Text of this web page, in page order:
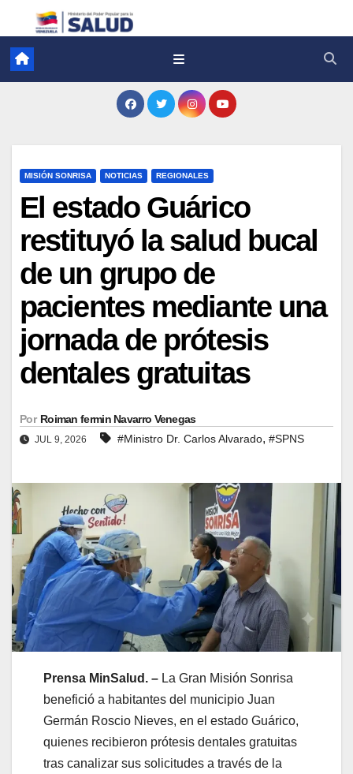
MISIÓN SONRISA NOTICIAS REGIONALES
El estado Guárico
restituyó la salud bucal
de un grupo de
pacientes mediante una
jornada de prótesis
dentales gratuitas
Por Roiman fermin Navarro Venegas
JUL 9, 2026 #Ministro Dr. Carlos Alvarado, #SPNS
Prensa MinSalud. – La Gran Misión Sonrisa
benefició a habitantes del municipio Juan
Germán Roscio Nieves, en el estado Guárico,
quienes recibieron prótesis dentales gratuitas
tras canalizar sus solicitudes a través de la